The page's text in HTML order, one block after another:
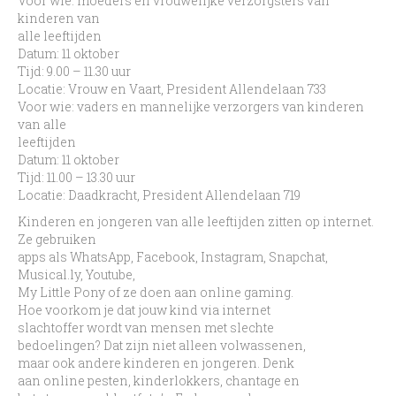
kinderen van
alle leeftijden
Datum: 11 oktober
Tijd: 9.00 – 11.30 uur
Locatie: Vrouw en Vaart, President Allendelaan 733
Voor wie: vaders en mannelijke verzorgers van kinderen
van alle
leeftijden
Datum: 11 oktober
Tijd: 11.00 – 13.30 uur
Locatie: Daadkracht, President Allendelaan 719
Kinderen en jongeren van alle leeftijden zitten op internet.
Ze gebruiken
apps als WhatsApp, Facebook, Instagram, Snapchat,
Musical.ly, Youtube,
My Little Pony of ze doen aan online gaming.
Hoe voorkom je dat jouw kind via internet
slachtoffer wordt van mensen met slechte
bedoelingen? Dat zijn niet alleen volwassenen,
maar ook andere kinderen en jongeren. Denk
aan online pesten, kinderlokkers, chantage en